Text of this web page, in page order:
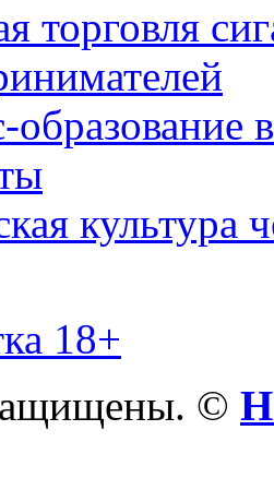
торговля
образование
культура
18+
©